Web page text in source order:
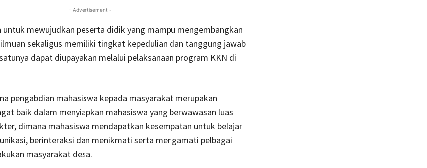
- Advertisement -
untuk mewujudkan peserta didik yang mampu mengembangkan
sekaligus memiliki tingkat kepedulian dan tanggung jawab
dapat diupayakan melalui pelaksanaan program KKN di
pengabdian mahasiswa kepada masyarakat merupakan
baik dalam menyiapkan mahasiswa yang berwawasan luas
dimana mahasiswa mendapatkan kesempatan untuk belajar
berinteraksi dan menikmati serta mengamati pelbagai
masyarakat desa.